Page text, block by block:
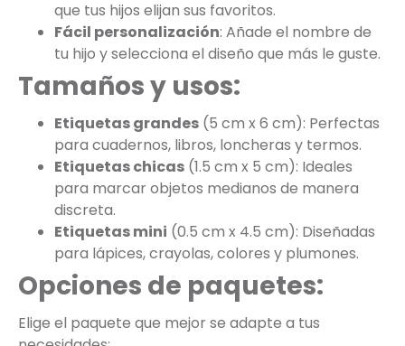
que tus hijos elijan sus favoritos.
Fácil personalización: Añade el nombre de
tu hijo y selecciona el diseño que más le guste.
Tamaños y usos:
Etiquetas grandes (5 cm x 6 cm): Perfectas
para cuadernos, libros, loncheras y termos.
Etiquetas chicas (1.5 cm x 5 cm): Ideales
para marcar objetos medianos de manera
discreta.
Etiquetas mini (0.5 cm x 4.5 cm): Diseñadas
para lápices, crayolas, colores y plumones.
Opciones de paquetes:
Elige el paquete que mejor se adapte a tus